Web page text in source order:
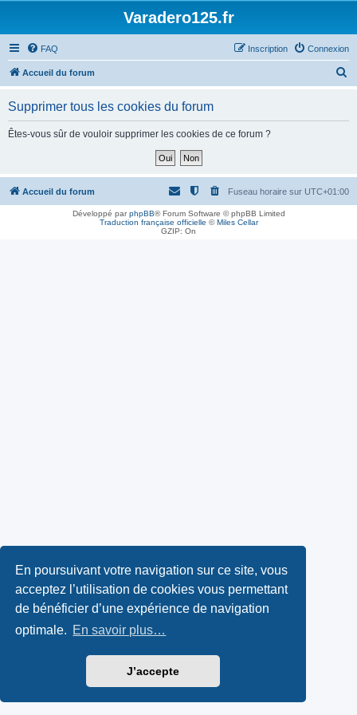
En poursuivant votre navigation sur ce site, vous
acceptez l’utilisation de cookies vous permettant
de bénéficier d’une expérience de navigation
optimale. En savoir plus…
J’accepte
Varadero125.fr
FAQ Connexion
Inscription
Accueil du forum
h
Supprimer tous les cookies du forum
Êtes-vous sûr de vouloir supprimer les cookies de ce forum ?
Accueil du forum Fuseau horaire sur UTC+01:00
Développé parphpBB® Forum Software © phpBB Limited
Traduction française officielle ©Miles Cellar
GZIP: On